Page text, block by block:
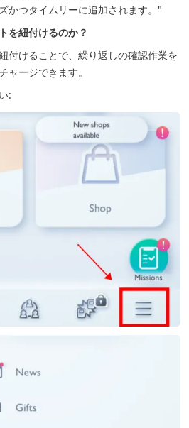
かつタイムリーに追加されます。"
を紐付けるのか？
付けることで、繰り返しの確認作業を
ャージできます。
: